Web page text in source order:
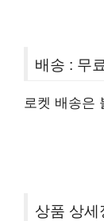
배송 : 무
로켓 배송은
상품 상세